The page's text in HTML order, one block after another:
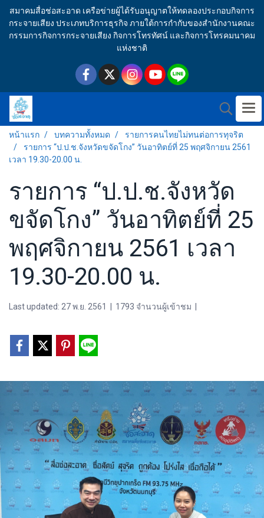
สมาคมสื่อช่อสะอาด เครือข่ายผู้ได้รับอนุญาตให้ทดลองประกอบกิจการ
กระจายเสียง ประเภทบริการธุรกิจ ภายใต้การกำกับของสำนักงานคณะ
กรรมการกิจการกระจายเสียง กิจการโทรทัศน์ และกิจการโทรคมนาคม
แห่งชาติ
หน้าแรก บทความทั้งหมด
รายการคนไทยไม่ทนต่อการทุจริต
รายการ “ป.ป.ช.จังหวัดขจัดโกง” วันอาทิตย์ที่ 25 พฤศจิกายน 2561
เวลา 19.30-20.00 น.
รายการ “ป.ป.ช.จังหวัด
ขจัดโกง” วันอาทิตย์ที่ 25
พฤศจิกายน 2561 เวลา
19.30-20.00 น.
Last updated: 27 พ.ย. 2561 1793 จำนวนผู้เข้าชม